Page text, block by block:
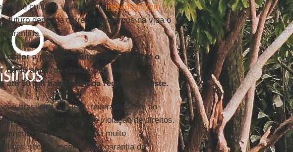
que cultua a violência, oindividualismo
futuro depende de reconhecermos na vida o
garantido.
maior a posições autoritárias é entre o
45 anos, da classe D/E, menos
até 50 mil habitantes da região Nordeste.
brasileira que tem, reiteradamente ao
da violência como da violação de direitos.
da população está muito
sociais e com a não garantia da